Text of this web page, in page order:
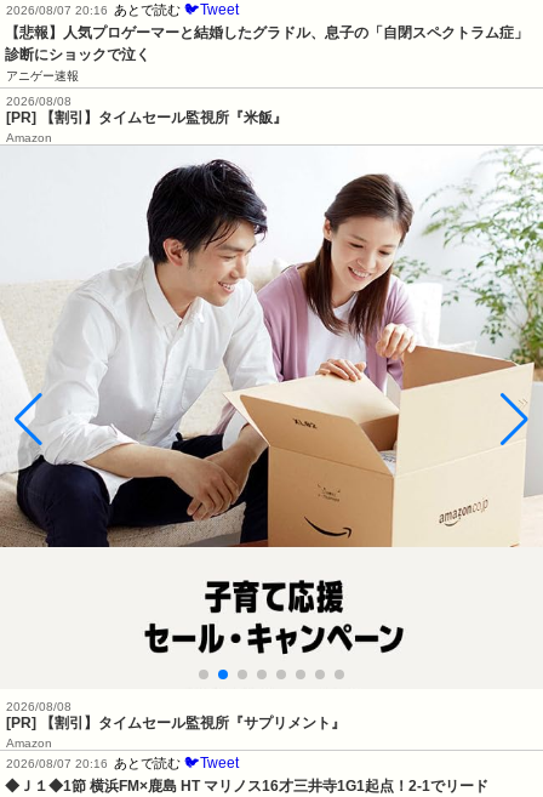
2026/08/07 20:16
あとで読む 🐦Tweet
【悲報】人気プロゲーマーと結婚したグラドル、息子の「自閉スペクトラム症」
診断にショックで泣く
アニゲー速報
2026/08/08
[PR] 【割引】タイムセール監視所『米飯』
Amazon
2026/08/08
[PR] 【割引】タイムセール監視所『サプリメント』
Amazon
2026/08/07 20:16
あとで読む 🐦Tweet
◆Ｊ１◆1節 横浜FM×鹿島 HT マリノス16才三井寺1G1起点！2-1でリード